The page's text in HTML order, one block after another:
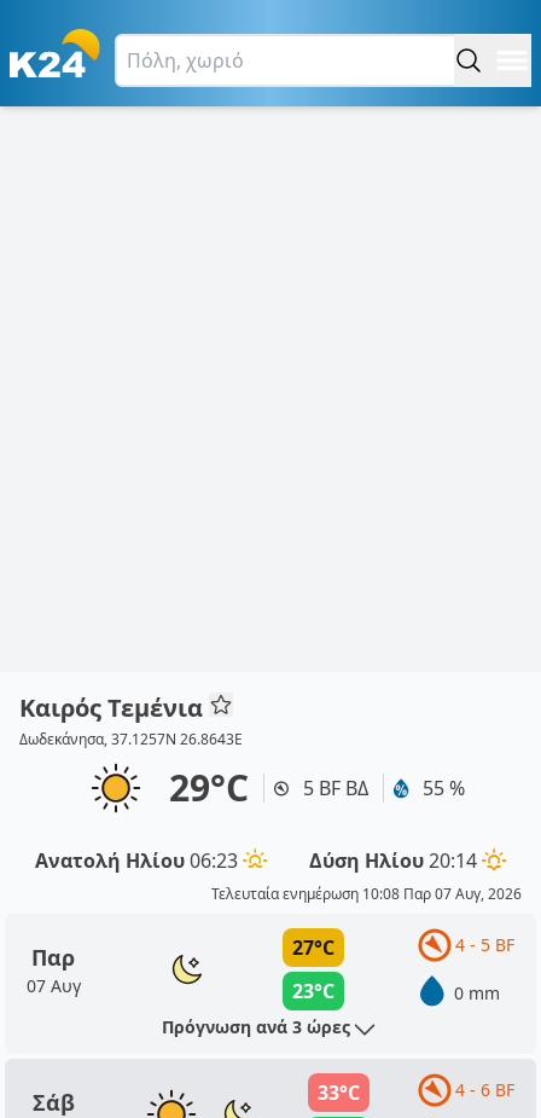
Καιρός Τεμένια
Δωδεκάνησα, 37.1257N 26.8643E
29°C 5 BF ΒΔ 55 %
Ανατολή Ηλίου06:23 Δύση Ηλίου20:14
Τελευταία ενημέρωση 10:08 Παρ 07 Αυγ, 2026
Παρ
07 Αυγ
27°C
23°C
4 - 5 BF
0 mm
Πρόγνωση ανά 3 ώρες
Σάβ
33°C
4 - 6 BF